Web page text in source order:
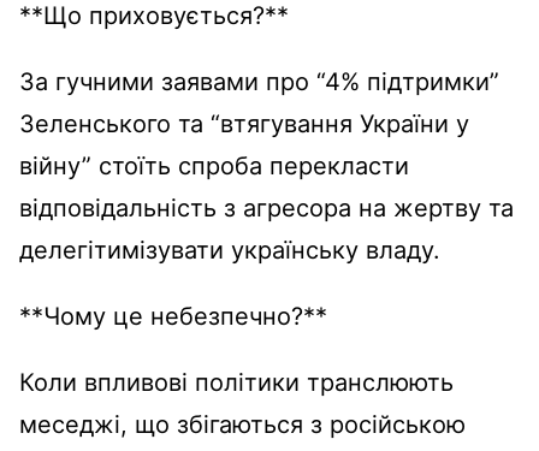
**Що приховується?**
За гучними заявами про “4% підтримки”
Зеленського та “втягування України у
війну” стоїть спроба перекласти
відповідальність з агресора на жертву та
делегітимізувати українську владу.
**Чому це небезпечно?**
Коли впливові політики транслюють
меседжі, що збігаються з російською